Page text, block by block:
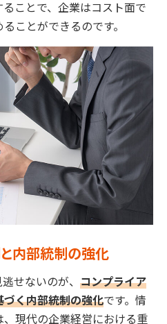
ことで、企業はコスト面で
ことができるのです。
内部統制の強化
せないのが、 コンプライア
く内部統制の強化です。情
現代の企業経営における重